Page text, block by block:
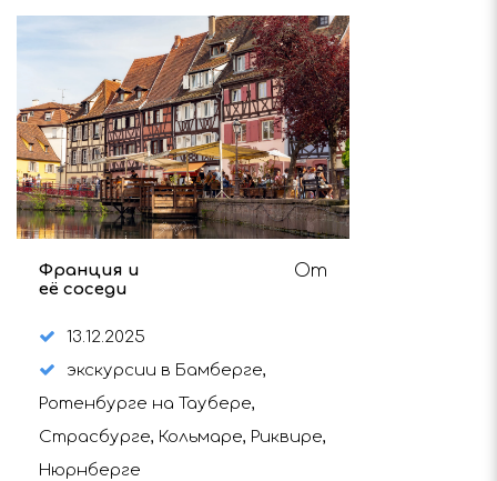
Франция и
её соседи
От
13.12.2025
экскурсии в Бамберге,
Ротенбурге на Таубере,
Страсбурге, Кольмаре, Риквире,
Нюрнберге